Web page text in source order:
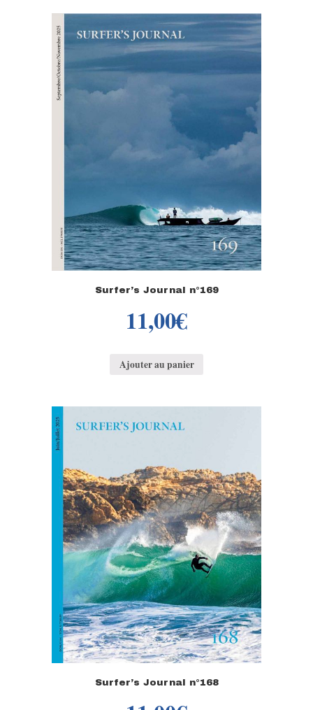
Surfer’s Journal n°169
11,00€
Ajouter au panier
Surfer’s Journal n°168